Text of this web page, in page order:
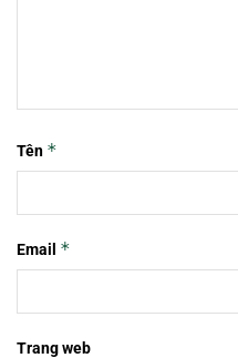
Tên *
Email *
Trang web